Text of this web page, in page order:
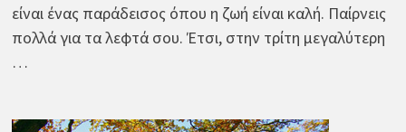
είναι ένας παράδεισος όπου η ζωή είναι καλή. Παίρνεις
πολλά για τα λεφτά σου. Έτσι, στην τρίτη μεγαλύτερη
…